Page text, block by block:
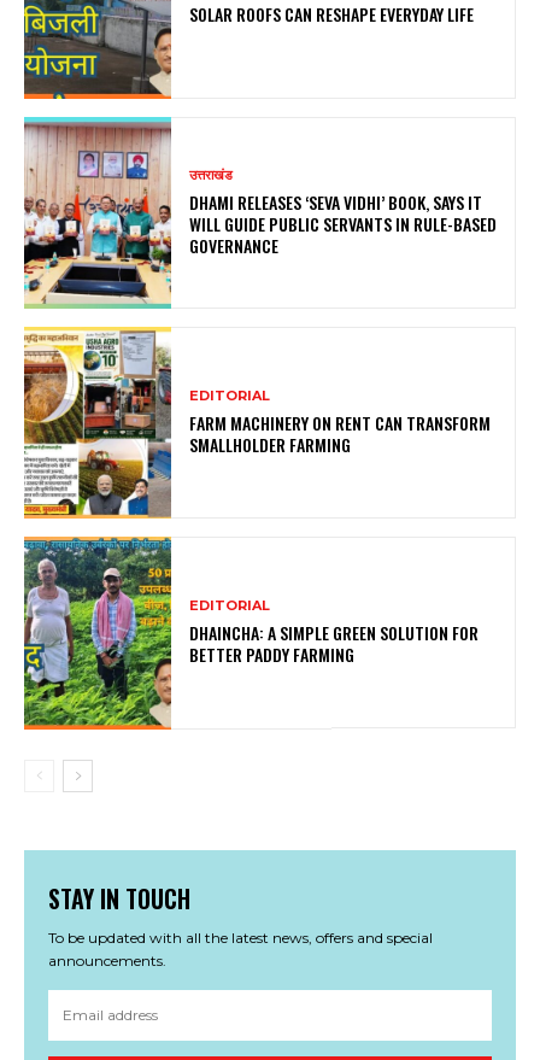
SOLAR ROOFS CAN RESHAPE EVERYDAY LIFE
उत्तराखंड
DHAMI RELEASES ‘SEVA VIDHI’ BOOK, SAYS IT
WILL GUIDE PUBLIC SERVANTS IN RULE-BASED
GOVERNANCE
EDITORIAL
FARM MACHINERY ON RENT CAN TRANSFORM
SMALLHOLDER FARMING
EDITORIAL
DHAINCHA: A SIMPLE GREEN SOLUTION FOR
BETTER PADDY FARMING
STAY IN TOUCH
To be updated with all the latest news, offers and special
announcements.